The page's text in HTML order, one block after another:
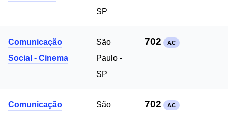
SP
Comunicação
Social - Cinema
São
Paulo -
SP
702 AC
Comunicação São 702 AC